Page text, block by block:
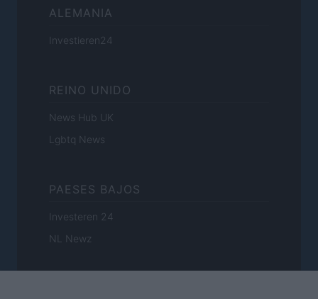
ALEMANIA
Investieren24
REINO UNIDO
News Hub UK
Lgbtq News
PAESES BAJOS
Investeren 24
NL Newz